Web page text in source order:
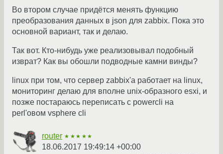
Во втором случае придётся менять функцию
преобразования данных в json для zabbix. Пока это
основной вариант, так и делаю.
Так вот. Кто-нибудь уже реализовывал подобный
изврат? Как вы обошли подводные камни винды?
linux при том, что сервер zabbix'а работает на linux,
мониторинг делаю для вполне unix-образного esxi, и
позже постараюсь переписать с powercli на
perl'овом vsphere cli
router ★★★★★
18.06.2017 19:49:14 +00:00